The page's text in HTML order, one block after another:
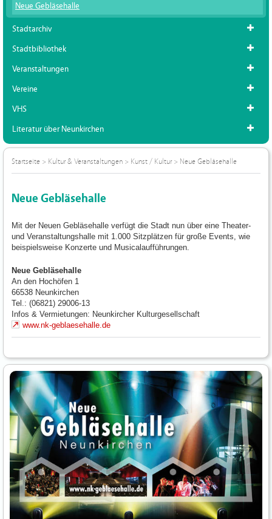
Neue Gebläsehalle
Stadtarchiv
Stadtbibliothek
Veranstaltungen
Vereine
VHS
Literatur über Neunkirchen
Startseite > Kultur & Veranstaltungen > Kunst / Kultur> Neue Gebläsehalle
Neue Gebläsehalle
Mit der Neuen Gebläsehalle verfügt die Stadt nun über eine Theater-
und Veranstaltungshalle mit 1.000 Sitzplätzen für große Events, wie
beispielsweise Konzerte und Musicalaufführungen.
Neue Gebläsehalle
An den Hochöfen 1
66538 Neunkirchen
Tel.: (06821) 29006-13
Infos & Vermietungen: Neunkircher Kulturgesellschaft
www.nk-geblaesehalle.de